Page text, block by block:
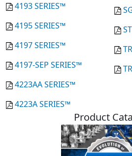
4193 SERIES™
4195 SERIES™
4197 SERIES™
4197-SEP SERIES™
4223AA SERIES™
4223A SERIES™
Product